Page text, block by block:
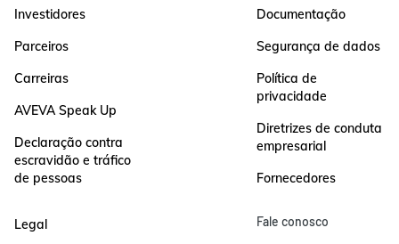
Investidores
Parceiros
Carreiras
AVEVA Speak Up
Declaração contra
escravidão e tráfico
de pessoas
Documentação
Segurança de dados
Política de
privacidade
Diretrizes de conduta
empresarial
Fornecedores
Legal
Fale conosco